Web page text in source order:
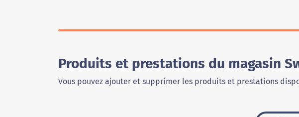
Produits et prestations du magasin
Vous pouvez ajouter et supprimer les produits et prestations